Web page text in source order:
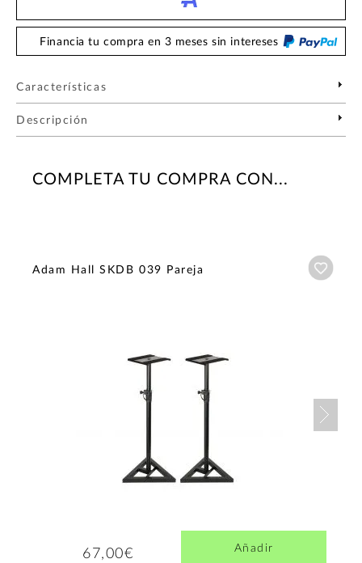
Financia tu compra en 3 meses sin intereses
Características
Descripción
COMPLETA TU COMPRA CON...
Adam Hall SKDB 039 Pareja
67,00€ Añadir